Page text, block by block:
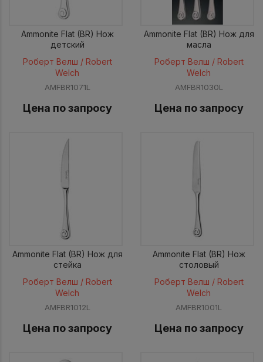
Ammonite Flat (BR) Нож
детский
Роберт Велш / Robert
Welch
AMFBR1071L
Цена по запросу
Ammonite Flat (BR) Нож для
масла
Роберт Велш / Robert
Welch
AMFBR1030L
Цена по запросу
Ammonite Flat (BR) Нож для
стейка
Роберт Велш / Robert
Welch
AMFBR1012L
Цена по запросу
Ammonite Flat (BR) Нож
столовый
Роберт Велш / Robert
Welch
AMFBR1001L
Цена по запросу